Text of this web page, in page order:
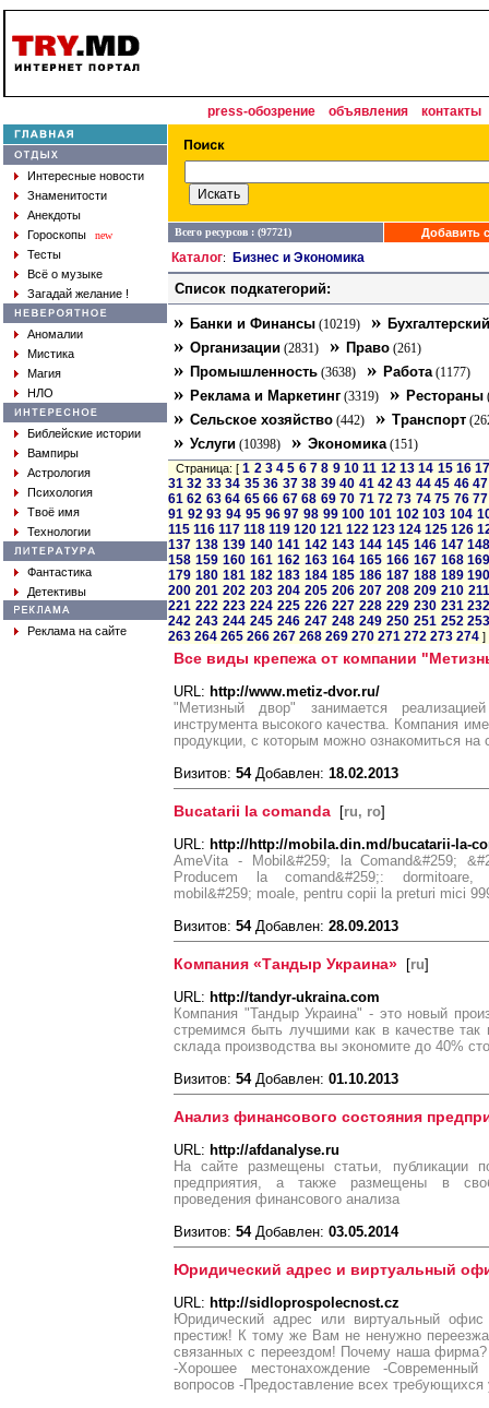
press-обозрение объявления контакты
Интересные новости
Знаменитости
Анекдоты
Гороскопы
new
Тесты
Всё о музыке
Загадай желание !
Аномалии
Мистика
Магия
НЛО
Библейские истории
Вампиры
Астрология
Психология
Твоё имя
Технологии
Фантастика
Детективы
Реклама на сайте
Всего ресурсов : (97721) Добавить
Каталог: Бизнес и Экономика
Список подкатегорий:
» Банки и Финансы (10219) »
» Организации (2831) » Право (261)
» Промышленность (3638) » Работа(1177)
» Реклама и Маркетинг (3319) » Рестораны
» Сельское хозяйство (442) » Транспорт
» Услуги (10398) » Экономика(151)
Страница: [1 2 3 4 5 6 7 8 9 10 11 12 13 14 15 16
31 32 33 34 35 36 37 38 39 40 41 42 43 44 45 46 47
61 62 63 64 65 66 67 68 69 70 71 72 73 74 75 76 77
91 92 93 94 95 96 97 98 99 100 101 102 103 104
115 116 117 118 119 120 121 122 123 124 125 126
137 138 139 140 141 142 143 144 145 146 147
158 159 160 161 162 163 164 165 166 167 168
179 180 181 182 183 184 185 186 187 188 189
200 201 202 203 204 205 206 207 208 209 210 211
221 222 223 224 225 226 227 228 229 230 231
242 243 244 245 246 247 248 249 250 251 252
263 264 265 266 267 268 269 270 271 272 273 274 ]
Все виды крепежа от компании
URL: http://www.metiz-dvor.ru/
"Метизный двор" занимается
инструмента высокого качества. Компания
продукции, с которым можно ознакомиться на
Визитов: 54Добавлен: 18.02.2013
Bucatarii la comanda [ru, ro]
URL: http://http://mobila.din.md/bucatarii-la-
AmeVita - Mobil&#259; la Comand&#259;
Producem la comand&#259;: dormitoare,
mobil&#259; moale, pentru copii la preturi mici
Визитов: 54Добавлен: 28.09.2013
Компания «Тандыр Украина» [ru]
URL: http://tandyr-ukraina.com
Компания "Тандыр Украина" - это новый
стремимся быть лучшими как в качестве
склада производства вы экономите до 40%
Визитов: 54Добавлен: 01.10.2013
Анализ финансового состояния
URL: http://afdanalyse.ru
На сайте размещены статьи, публикации
предприятия, а также размещены в
проведения финансового анализа
Визитов: 54Добавлен: 03.05.2014
Юридический адрес и виртуальный
URL: http://sidloprospolecnost.cz
Юридический адрес или виртуальный
престиж! К тому же Вам не ненужно
связанных с переездом! Почему наша
-Хорошее местонахождение -
вопросов -Предоставление всех требующихся